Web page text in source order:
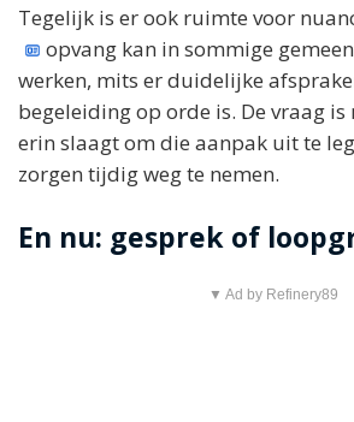
Tegelijk is er ook ruimte voor
opvang kan in sommige
werken, mits er duidelijke
begeleiding op orde is. De vraag
erin slaagt om die aanpak uit te
zorgen tijdig weg te nemen.
En nu: gesprek of
▼ Ad by Refinery89